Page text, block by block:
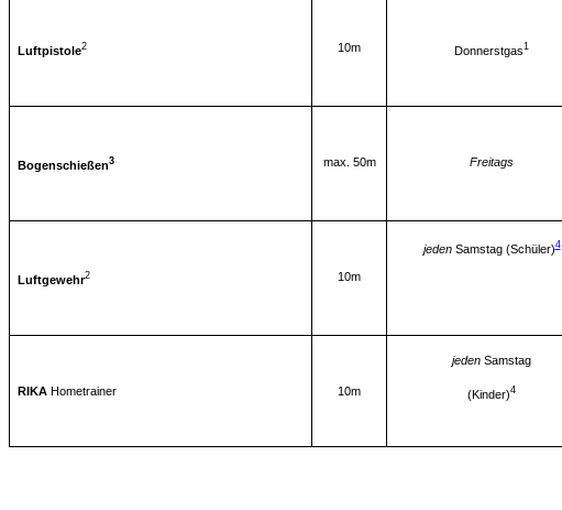
Luftpistole2 10m Donnerstgas1
Bogenschießen3 max. 50m Freitags
Luftgewehr2 10m
jedenSamstag (Schüler)4
RIKA Hometrainer 10m
jeden Samstag
(Kinder)4